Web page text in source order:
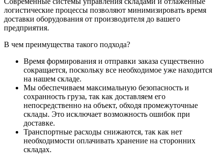
логистические процессы позволяют минимизировать время
доставки оборудования от производителя до вашего
предприятия.
В чем преимущества такого подхода?
Время формирования и отправки заказа существенно
сокращается, поскольку все необходимое уже находится
на нашем складе.
Мы обеспечиваем максимальную безопасность и
сохранность груза, так как доставляем его
непосредственно на объект, обходя промежуточные
склады. Это исключает возможность ошибок при
доставке.
Транспортные расходы снижаются, так как нет
необходимости оплачивать хранение на сторонних
складах.